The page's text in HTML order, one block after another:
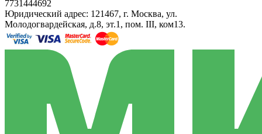
7731444692
Юридический адрес: 121467, г. Москва, ул.
Молодогвардейская, д.8, эт.1, пом. III, ком13.